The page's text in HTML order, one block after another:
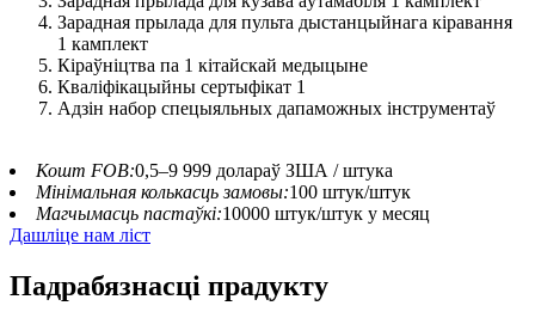
Зарадная прылада для пульта дыстанцыйнага кіравання
1 камплект
Кіраўніцтва па 1 кітайскай медыцыне
Кваліфікацыйны сертыфікат 1
Адзін набор спецыяльных дапаможных інструментаў
Кошт FOB:0,5–9 999 долараў ЗША / штука
Мінімальная колькасць замовы:100 штук/штук
Магчымасць пастаўкі:10000 штук/штук у месяц
Дашліце нам ліст
Падрабязнасці прадукту